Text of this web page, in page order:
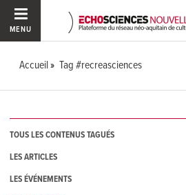
MENU
Accueil Tag #recreasciences
TOUS LES CONTENUS TAGUÉS
LES ARTICLES
LES ÉVÉNEMENTS